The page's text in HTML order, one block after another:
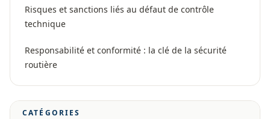
Risques et sanctions liés au défaut de contrôle
technique
Responsabilité et conformité : la clé de la sécurité
routière
CATÉGORIES